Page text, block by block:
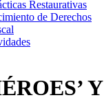
Restaurativas
de Derechos
Y